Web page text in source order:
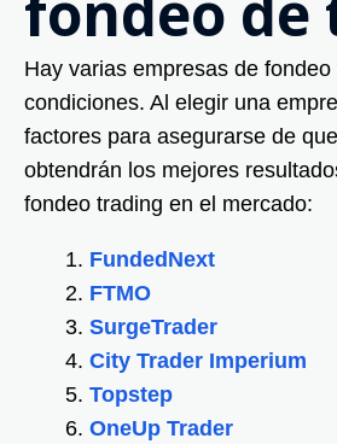
Hay varias empresas de
condiciones. Al elegir una
factores para asegurarse de
obtendrán los mejores
fondeo trading en el mercado:
FundedNext
FTMO
SurgeTrader
City Trader Imperium
Topstep
OneUp Trader